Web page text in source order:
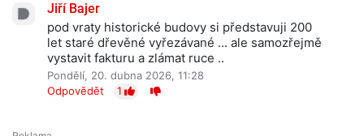
Jiří Bajer
pod vraty historické budovy si představuji 200
let staré dřevěné vyřezávané ... ale samozřejmě
vystavit fakturu a zlámat ruce ..
Pondělí, 20. dubna 2026, 11:28
Odpovědět
1